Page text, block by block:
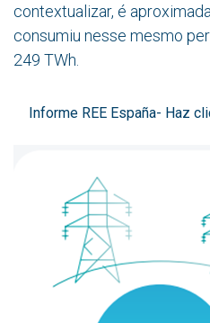
contextualizar, é
consumiu nesse mesmo
249 TWh.
Informe REE España- Haz